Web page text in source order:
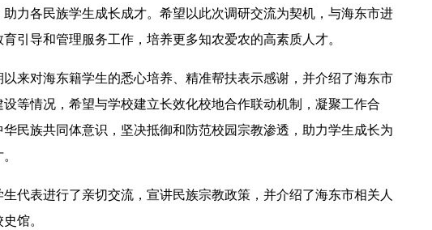
力各民族学生成长成才。希望以此次调研交流为契机，与海东市进
引导和管理服务工作，培养更多知农爱农的高素质人才。
来对海东籍学生的悉心培养、精准帮扶表示感谢，并介绍了海东市
等情况，希望与学校建立长效化校地合作联动机制，凝聚工作合
民族共同体意识，坚决抵御和防范校园宗教渗透，助力学生成长为
代表进行了亲切交流，宣讲民族宗教政策，并介绍了海东市相关人
馆。